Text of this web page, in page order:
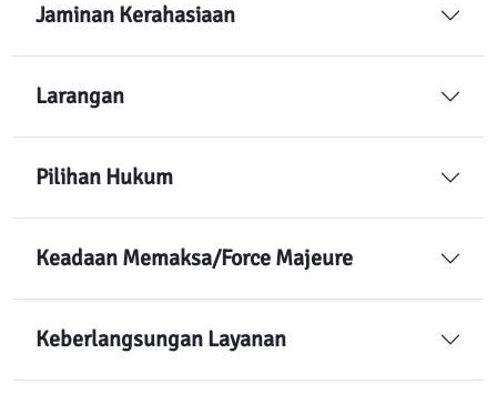
Jaminan Kerahasiaan
Larangan
Pilihan Hukum
Keadaan Memaksa/Force Majeure
Keberlangsungan Layanan